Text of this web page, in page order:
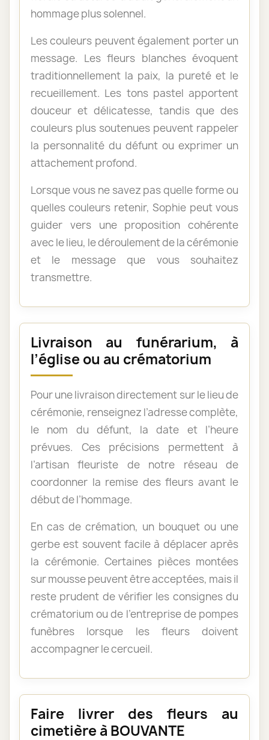
hommage plus solennel.
Les couleurs peuvent également porter un
message. Les fleurs blanches évoquent
traditionnellement la paix, la pureté et le
recueillement. Les tons pastel apportent
douceur et délicatesse, tandis que des
couleurs plus soutenues peuvent rappeler
la personnalité du défunt ou exprimer un
attachement profond.
Lorsque vous ne savez pas quelle forme ou
quelles couleurs retenir, Sophie peut vous
guider vers une proposition cohérente
avec le lieu, le déroulement de la cérémonie
et le message que vous souhaitez
transmettre.
Livraison au funérarium, à
l’église ou au crématorium
Pour une livraison directement sur le lieu de
cérémonie, renseignez l’adresse complète,
le nom du défunt, la date et l’heure
prévues. Ces précisions permettent à
l’artisan fleuriste de notre réseau de
coordonner la remise des fleurs avant le
début de l’hommage.
En cas de crémation, un bouquet ou une
gerbe est souvent facile à déplacer après
la cérémonie. Certaines pièces montées
sur mousse peuvent être acceptées, mais il
reste prudent de vérifier les consignes du
crématorium ou de l’entreprise de pompes
funèbres lorsque les fleurs doivent
accompagner le cercueil.
Faire livrer des fleurs au
cimetière à BOUVANTE